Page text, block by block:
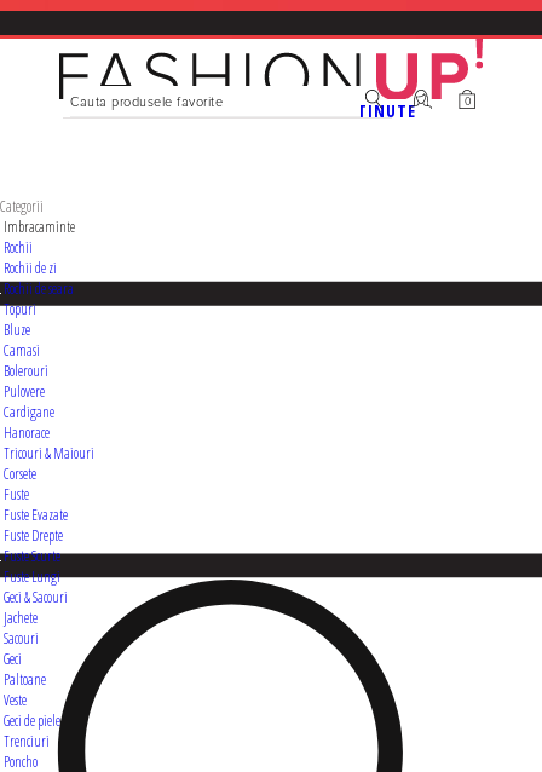
Femei CATEGORII TINUTE 0
Categorii
Imbracaminte
Rochii
Rochii de zi
Rochii de seara
Topuri
Bluze
Camasi
Bolerouri
Pulovere
Cardigane
Hanorace
Tricouri & Maiouri
Corsete
Fuste
Fuste Evazate
Fuste Drepte
Fuste Scurte
Fuste Lungi
Geci & Sacouri
Jachete
Sacouri
Geci
Paltoane
Veste
Geci de piele
Trenciuri
Poncho